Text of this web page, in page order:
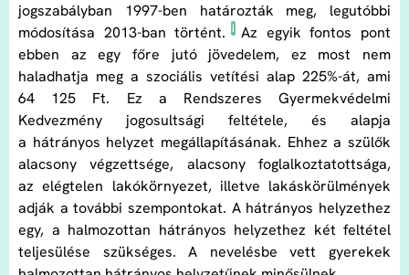
jogszabályban 1997-ben határozták meg, legutóbbi
módosítása 2013-ban történt. i Az egyik fontos pont
ebben az egy főre jutó jövedelem, ez most nem
haladhatja meg a szociális vetítési alap 225%-át, ami
64 125 Ft. Ez a Rendszeres Gyermekvédelmi
Kedvezmény jogosultsági feltétele, és alapja
a hátrányos helyzet megállapításának. Ehhez a szülők
alacsony végzettsége, alacsony foglalkoztatottsága,
az elégtelen lakókörnyezet, illetve lakáskörülmények
adják a további szempontokat. A hátrányos helyzethez
egy, a halmozottan hátrányos helyzethez két feltétel
teljesülése szükséges. A nevelésbe vett gyerekek